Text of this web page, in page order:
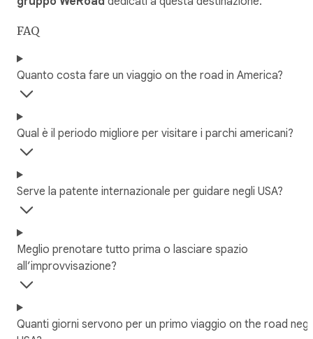
FAQ
Quanto costa fare un viaggio on the road in America?
Qual è il periodo migliore per visitare i parchi americani?
Serve la patente internazionale per guidare negli USA?
Meglio prenotare tutto prima o lasciare spazio
all’improvvisazione?
Quanti giorni servono per un primo viaggio on the road negli